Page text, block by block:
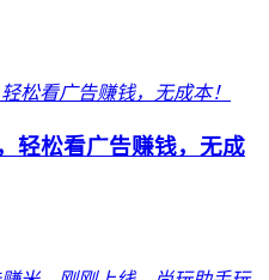
轻松看广告赚钱，无成